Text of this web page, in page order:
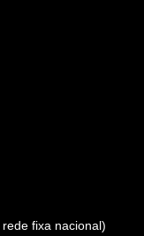
fixa nacional)